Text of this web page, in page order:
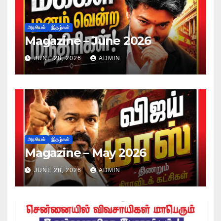
அரசியல் இதழ்கள்
Magazine – June 2026
JUNE 28, 2026 ADMIN
அரசியல் இதழ்கள்
Magazine – May 2026
JUNE 28, 2026 ADMIN